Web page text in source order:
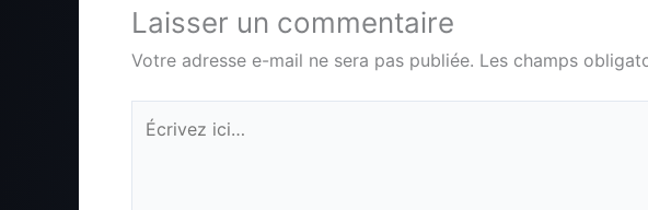
Laisser un commentaire
Votre adresse e-mail ne sera pas publiée. Les champs
Écrivez
ici…